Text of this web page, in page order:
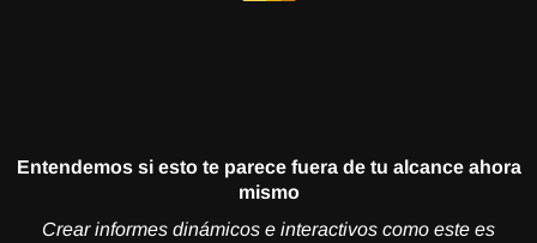
Entendemos si esto te parece fuera de tu alcance ahora
mismo
Crear informes dinámicos e interactivos como este es